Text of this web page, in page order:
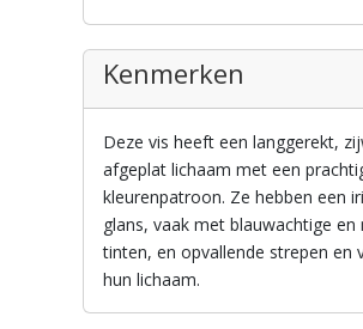
Kenmerken
Deze vis heeft een langgerekt,
afgeplat lichaam met een
kleurenpatroon. Ze hebben een
glans, vaak met blauwachtige en
tinten, en opvallende strepen en
hun lichaam.